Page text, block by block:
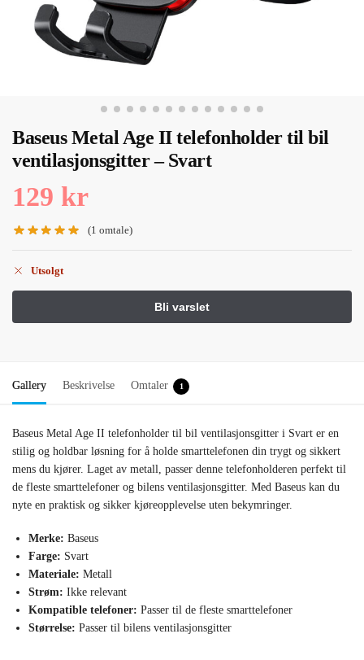
Baseus Metal Age II telefonholder til bil
ventilasjonsgitter – Svart
129 kr
(1 omtale)
Utsolgt
Gallery Beskrivelse Omtaler 1
Baseus Metal Age II telefonholder til bil ventilasjonsgitter i Svart er en
stilig og holdbar løsning for å holde smarttelefonen din trygt og sikkert
mens du kjører. Laget av metall, passer denne telefonholderen perfekt til
de fleste smarttelefoner og bilens ventilasjonsgitter. Med Baseus kan du
nyte en praktisk og sikker kjøreopplevelse uten bekymringer.
Merke: Baseus
Farge: Svart
Materiale: Metall
Strøm: Ikke relevant
Kompatible telefoner: Passer til de fleste smarttelefoner
Størrelse: Passer til bilens ventilasjonsgitter